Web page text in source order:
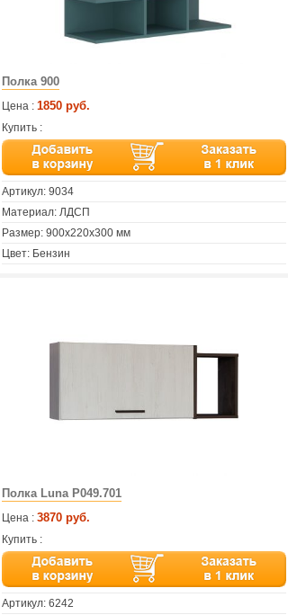
Полка 900
Цена : 1850 руб.
Купить :
Артикул: 9034
Материал: ЛДСП
Размер: 900х220х300 мм
Цвет: Бензин
Полка Luna P049.701
Цена : 3870 руб.
Купить :
Артикул: 6242